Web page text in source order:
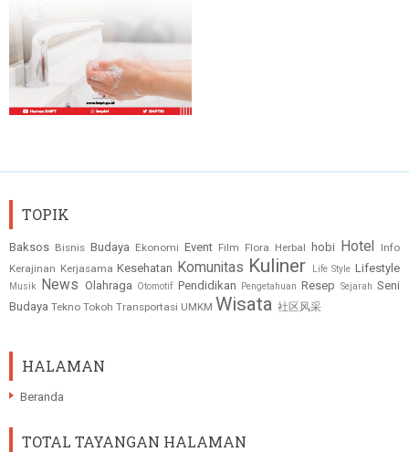
TOPIK
Baksos Bisnis Budaya Ekonomi Event Film Flora Herbal hobi Hotel
Info
Kerajinan Kerjasama Kesehatan Komunitas Kuliner Life Style Lifestyle
Musik News Olahraga Otomotif Pendidikan Pengetahuan Resep Sejarah Seni
Budaya Tekno Tokoh Transportasi UMKM Wisata 社区风采
HALAMAN
Beranda
TOTAL TAYANGAN HALAMAN